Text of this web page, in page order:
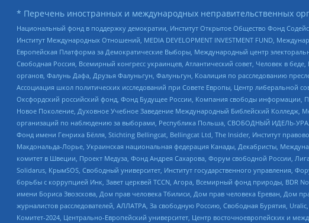
* Перечень иностранных и международных неправительственных
Национальный фонд в поддержку демократии, Институт Открытое Общество Фонд
Институт Международных Отношений, MEDIA DEVELOPMENT INVESTMENT FUND,
Европейская Платформа за Демократические Выборы, Международный центр
Свободная Россия, Всемирный конгресс украинцев, Атлантический совет, Человек в
органов, Фалунь Дафа, Друзья Фалуньгун, Фалуньгун, Коалиция по расследованию
Ассоциация школ политических исследований при Совете Европы, Центр либеральной
Оксфордский российский фонд, Фонд Будущее России, Компания свободы информации,
Новое Поколение, Духовное Учебное Заведение Международный Библейский Колледж,
организаций по наблюдению за выборами, Республика Польша, СВОБОДНЫЙ ИДЕЛЬ-
Фонд имени Генриха Бёлля, Stichting Bellingcat, Bellingcat Ltd, The Insider, Институт
Макдональда-Лорье, Украинская национальная федерация Канады, Декабристы,
комитет в Швеции, Проект Медуза, Фонд Андрея Сахарова, Форум свободной России,
Solidarus, КрымSOS, Свободный университет, Институт государственного управления,
борьбы с коррупцией Инк, Завет церквей TCCN, Агора, Всемирный фонд природы, BDR
имени Бориса Звозскова, Дом прав человека Тбилиси, Дом прав человека Ереван, Дом
журналистов расследователей, АЛЛАТРА, За свободную Россию, Свободная Бурятия,
Комитет-2024, Центрально-Европейский университет, Центр восточноевропейских и